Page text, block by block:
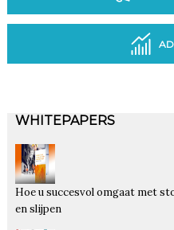
WHITEPAPERS
Hoe u succesvol omgaat met
en slijpen